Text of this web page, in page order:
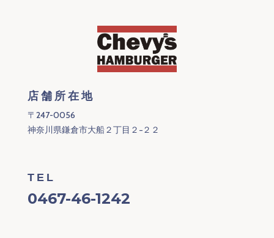
店舗所在地
〒247-0056
神奈川県鎌倉市大船２丁目２−２２
TEL
0467-46-1242